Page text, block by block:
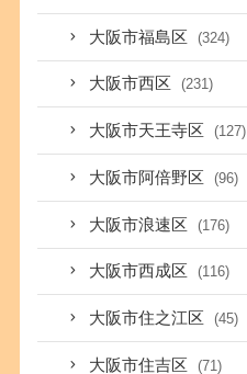
大阪市福島区 (324)
大阪市西区 (231)
大阪市天王寺区 (127)
大阪市阿倍野区 (96)
大阪市浪速区 (176)
大阪市西成区 (116)
大阪市住之江区 (45)
大阪市住吉区 (71)